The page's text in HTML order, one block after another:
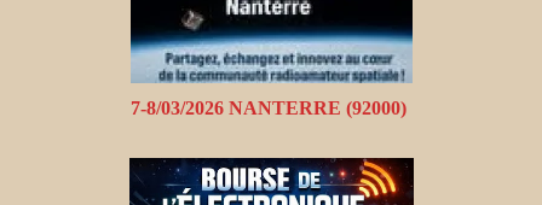
7-8/03/2026 NANTERRE (92000)